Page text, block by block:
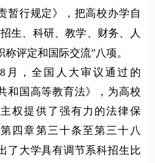
暂行规定》，把高校办学自
生、科研、教学、财务、人
评定和国际交流”八项。
月，全国人大审议通过的
和国高等教育法》，为高校
权提供了强有力的法律保
四章第三十条至第三十八
了大学具有调节系科招生比